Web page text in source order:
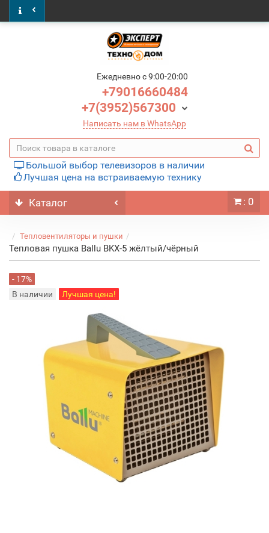
Ежедневно c 9:00-20:00
+79016660484
+7(3952)567300
Написать нам в WhatsApp
Большой выбор телевизоров в наличии
Лучшая цена на встраиваемую технику
Каталог : 0
Тепловентиляторы и пушки
Тепловая пушка Ballu BKX-5 жёлтый/чёрный
- 17%
В наличии
Лучшая цена!